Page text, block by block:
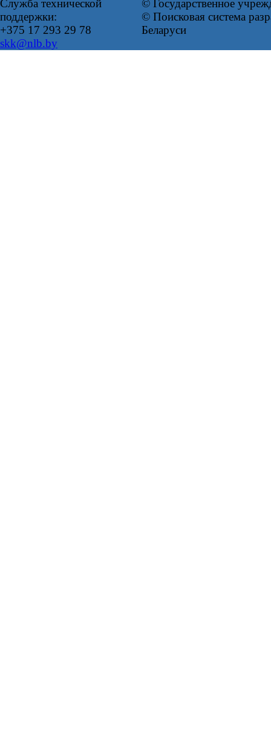
Служба технической
поддержки:
+375 17 293 29 78
skk@nlb.by
© Государственное
© Поисковая система
Беларуси